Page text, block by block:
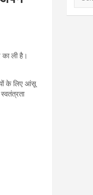
ली है।
के लिए आंसू